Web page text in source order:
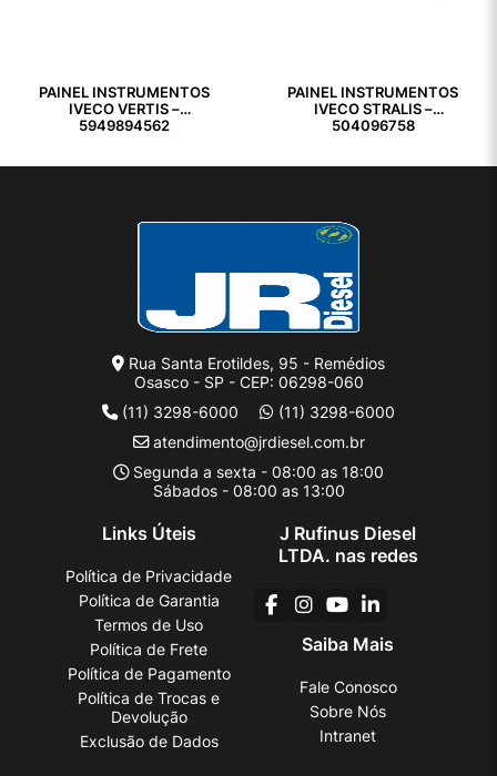
PAINEL INSTRUMENTOS
IVECO VERTIS –
5949894562
PAINEL INSTRUMENTOS
IVECO STRALIS –
504096758
Rua Santa Erotildes, 95 - Remédios
Osasco - SP - CEP: 06298-060
(11) 3298-6000
(11) 3298-6000
atendimento@jrdiesel.com.br
Segunda a sexta - 08:00 as 18:00
Sábados - 08:00 as 13:00
Links Úteis
Política de Privacidade
Política de Garantia
Termos de Uso
Política de Frete
Política de Pagamento
Política de Trocas e
Devolução
Exclusão de Dados
J Rufinus Diesel
LTDA. nas redes
Saiba Mais
Fale Conosco
Sobre Nós
Intranet